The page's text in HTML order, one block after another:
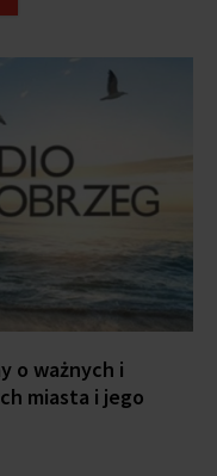
o ważnych i
miasta i jego